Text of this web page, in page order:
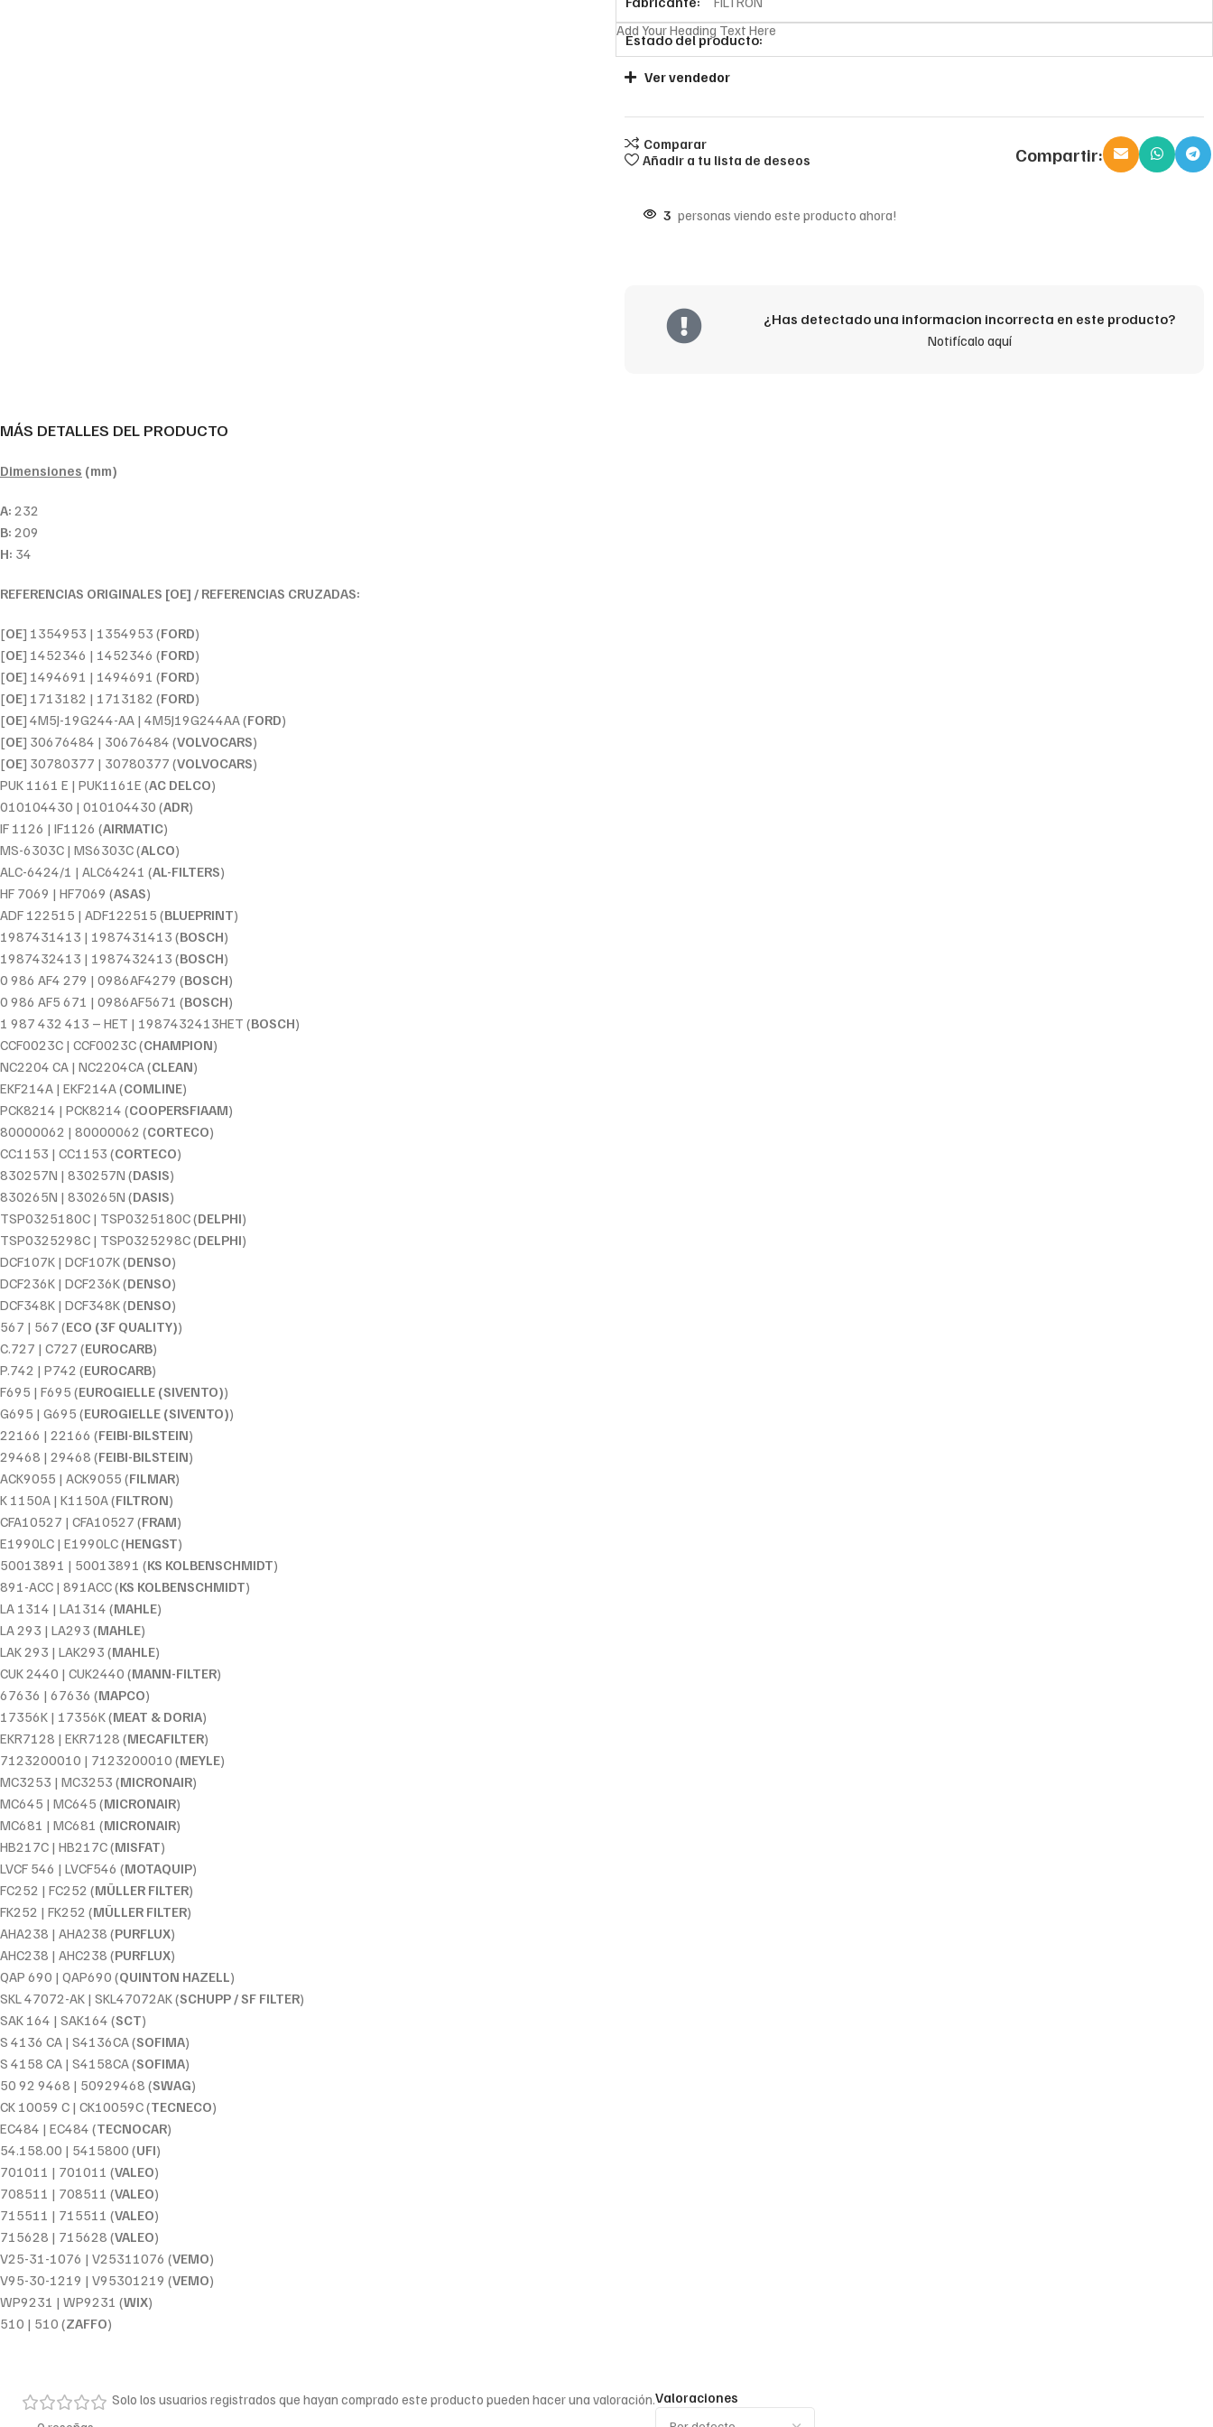
Estado del producto:
Add Your Heading Text Here
Ver vendedor
Comparar
Añadir a tu lista de deseos
Compartir:
3 personas viendo este producto ahora!
¿Has detectado una informacion incorrecta en este producto?
Notifícalo aquí
MÁS DETALLES DEL PRODUCTO
Dimensiones (mm)
A: 232
B: 209
H: 34
REFERENCIAS ORIGINALES [OE] / REFERENCIAS CRUZADAS:
[OE] 1354953 | 1354953 (FORD)
[OE] 1452346 | 1452346 (FORD)
[OE] 1494691 | 1494691 (FORD)
[OE] 1713182 | 1713182 (FORD)
[OE] 4M5J-19G244-AA | 4M5J19G244AA (FORD)
[OE] 30676484 | 30676484 (VOLVOCARS)
[OE] 30780377 | 30780377 (VOLVOCARS)
PUK 1161 E | PUK1161E (AC DELCO)
010104430 | 010104430 (ADR)
IF 1126 | IF1126 (AIRMATIC)
MS-6303C | MS6303C (ALCO)
ALC-6424/1 | ALC64241 (AL-FILTERS)
HF 7069 | HF7069 (ASAS)
ADF 122515 | ADF122515 (BLUEPRINT)
1987431413 | 1987431413 (BOSCH)
1987432413 | 1987432413 (BOSCH)
0 986 AF4 279 | 0986AF4279 (BOSCH)
0 986 AF5 671 | 0986AF5671 (BOSCH)
1 987 432 413 – HET | 1987432413HET (BOSCH)
CCF0023C | CCF0023C (CHAMPION)
NC2204 CA | NC2204CA (CLEAN)
EKF214A | EKF214A (COMLINE)
PCK8214 | PCK8214 (COOPERSFIAAM)
80000062 | 80000062 (CORTECO)
CC1153 | CC1153 (CORTECO)
830257N | 830257N (DASIS)
830265N | 830265N (DASIS)
TSP0325180C | TSP0325180C (DELPHI)
TSP0325298C | TSP0325298C (DELPHI)
DCF107K | DCF107K (DENSO)
DCF236K | DCF236K (DENSO)
DCF348K | DCF348K (DENSO)
567 | 567 (ECO (3F QUALITY))
C.727 | C727 (EUROCARB)
P.742 | P742 (EUROCARB)
F695 | F695 (EUROGIELLE (SIVENTO))
G695 | G695 (EUROGIELLE (SIVENTO))
22166 | 22166 (FEIBI-BILSTEIN)
29468 | 29468 (FEIBI-BILSTEIN)
ACK9055 | ACK9055 (FILMAR)
K 1150A | K1150A (FILTRON)
CFA10527 | CFA10527 (FRAM)
E1990LC | E1990LC (HENGST)
50013891 | 50013891 (KS KOLBENSCHMIDT)
891-ACC | 891ACC (KS KOLBENSCHMIDT)
LA 1314 | LA1314 (MAHLE)
LA 293 | LA293 (MAHLE)
LAK 293 | LAK293 (MAHLE)
CUK 2440 | CUK2440 (MANN-FILTER)
67636 | 67636 (MAPCO)
17356K | 17356K (MEAT & DORIA)
EKR7128 | EKR7128 (MECAFILTER)
7123200010 | 7123200010 (MEYLE)
MC3253 | MC3253 (MICRONAIR)
MC645 | MC645 (MICRONAIR)
MC681 | MC681 (MICRONAIR)
HB217C | HB217C (MISFAT)
LVCF 546 | LVCF546 (MOTAQUIP)
FC252 | FC252 (MÜLLER FILTER)
FK252 | FK252 (MÜLLER FILTER)
AHA238 | AHA238 (PURFLUX)
AHC238 | AHC238 (PURFLUX)
QAP 690 | QAP690 (QUINTON HAZELL )
SKL 47072-AK | SKL47072AK (SCHUPP / SF FILTER)
SAK 164 | SAK164 (SCT)
S 4136 CA | S4136CA (SOFIMA)
S 4158 CA | S4158CA (SOFIMA)
50 92 9468 | 50929468 (SWAG)
CK 10059 C | CK10059C (TECNECO)
EC484 | EC484 (TECNOCAR)
54.158.00 | 5415800 (UFI)
701011 | 701011 (VALEO)
708511 | 708511 (VALEO)
715511 | 715511 (VALEO)
715628 | 715628 (VALEO)
V25-31-1076 | V25311076 (VEMO)
V95-30-1219 | V95301219 (VEMO)
WP9231 | WP9231 (WIX)
510 | 510 (ZAFFO)
Valoraciones
Solo los usuarios registrados que hayan comprado este producto pueden hacer una valoración.